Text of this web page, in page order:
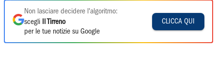
Non lasciare decidere l'algoritmo:
scegli
Il Tirreno
per le tue notizie su Google
CLICCA QUI